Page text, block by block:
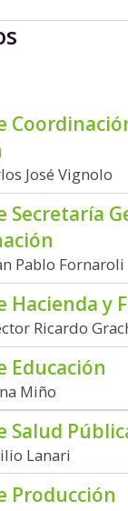
José Vignolo
Secretaría
Pablo Fornaroli
Hacienda y
Ricardo
Educación
Miño
Salud
Lanari
Producción